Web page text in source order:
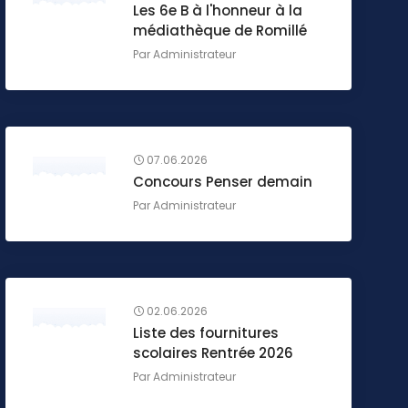
Les 6e B à l'honneur à la
médiathèque de Romillé
ParAdministrateur
07.06.2026
Concours Penser demain
ParAdministrateur
02.06.2026
Liste des fournitures
scolaires Rentrée 2026
ParAdministrateur